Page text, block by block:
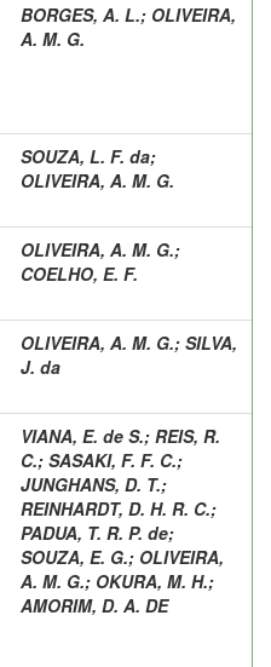
BORGES, A. L.; OLIVEIRA,
A. M. G.
SOUZA, L. F. da;
OLIVEIRA, A. M. G.
OLIVEIRA, A. M. G.;
COELHO, E. F.
OLIVEIRA, A. M. G.; SILVA,
J. da
VIANA, E. de S.; REIS, R.
C.; SASAKI, F. F. C.;
JUNGHANS, D. T.;
REINHARDT, D. H. R. C.;
PADUA, T. R. P. de;
SOUZA, E. G.; OLIVEIRA,
A. M. G.; OKURA, M. H.;
AMORIM, D. A. DE